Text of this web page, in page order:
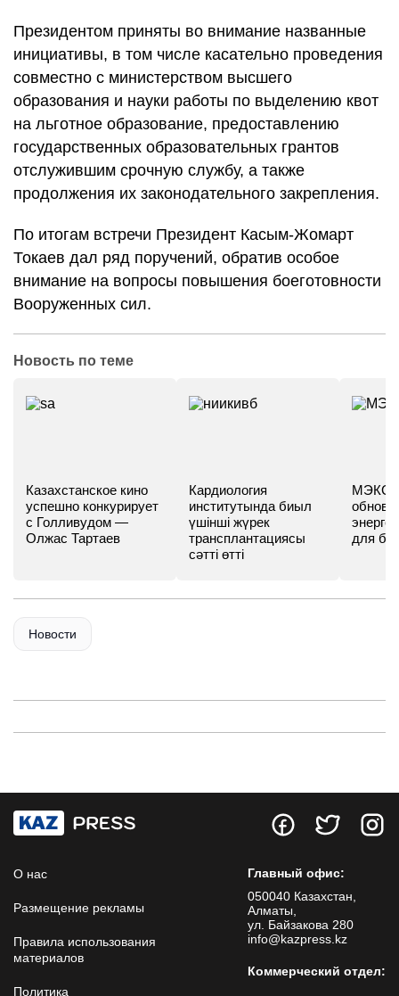
Президентом приняты во внимание названные
инициативы, в том числе касательно проведения
совместно с министерством высшего
образования и науки работы по выделению квот
на льготное образование, предоставлению
государственных образовательных грантов
отслужившим срочную службу, а также
продолжения их законодательного закрепления.
По итогам встречи Президент Касым-Жомарт
Токаев дал ряд поручений, обратив особое
внимание на вопросы повышения боеготовности
Вооруженных сил.
Новость по теме
Казахстанское кино
успешно конкурирует
с Голливудом —
Олжас Тартаев
Кардиология
институтында биыл
үшінші жүрек
трансплантациясы
сәтті өтті
МЭКС -
для
Новости
О нас
Размещение рекламы
Правила использования
материалов
Политика
Главный офис:
050040 Казахстан,
Алматы,
ул. Байзакова 280
info@kazpress.kz
Коммерческий отдел: